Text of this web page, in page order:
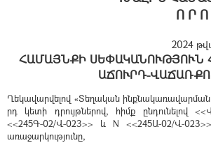
Ո Ր
2024
ՀԱՄԱՅՆՔԻ ՍԵՓԱԿԱՆՈՒԹՅՈՒՆ
ԱՃՈՒՐԴ-
Ղեկավարվելով «Տեղական ինքնակառավարման
րդ կետի դրույթներով, հիմք
<<245Գ-02/Վ-023>> և N <<245Ա-02/Վ-
առաջարկությունը,